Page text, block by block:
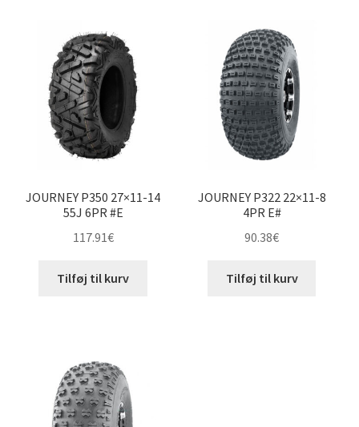
JOURNEY P350 27×11-14
55J 6PR #E
117.91€
Tilføj til kurv
JOURNEY P322 22×11-8
4PR E#
90.38€
Tilføj til kurv